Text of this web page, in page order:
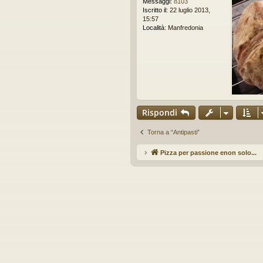
Iscritto il: 22 luglio 2013,
15:57
Località: Manfredonia
i
o
d
a
l
e
g
g
e
r
Rispondi
Torna a “Antipasti”
Pizza per passione enon solo...